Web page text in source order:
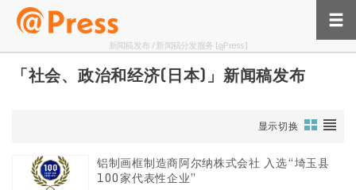
新闻稿发布 / 新闻稿分发服务 [@Press]
「社会、政治和经济(日本)」新闻稿发布
显示切换
铝制画框制造商阿尔纳株式会社 入选“埼玉县
100家代表性企业”